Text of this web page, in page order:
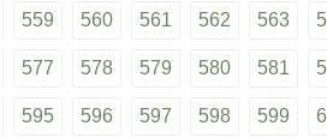
559 560 561 562 563
577 578 579 580 581
595 596 597 598 599